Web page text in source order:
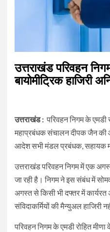
उत्तराखंड परिवहन
बायोमीट्रिक हाजिरी
उत्तराखंड : परिवहन निगम के एमडी
महाप्रबंधक संचालन दीपक जैन की
आदेश सभी मंडल प्रबंधक, सहायक
उत्तराखंड परिवहन निगम में एक
जा रही है। निगम ने इस संबंध में
अगस्त से किसी भी दफ्तर में कार्यरत
संविदाकर्मियों की मैन्युअल हाजिरी
परिवहन निगम के एमडी रोहित